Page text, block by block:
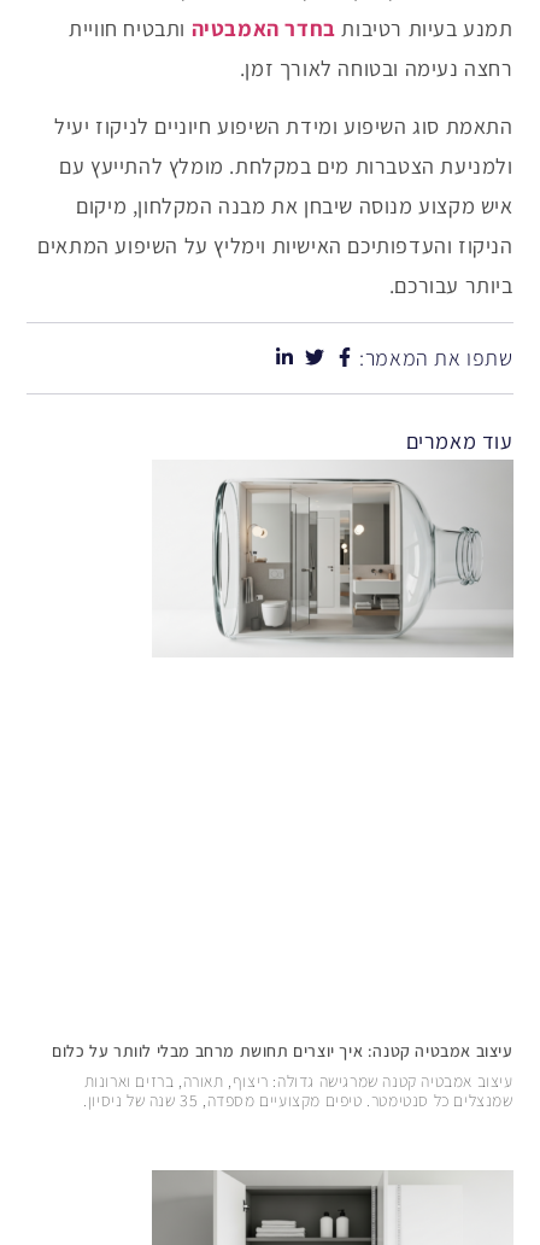
תמנע בעיות רטיבות בחדר האמבטיה ותבטיח חוויית
רחצה נעימה ובטוחה לאורך זמן.
התאמת סוג השיפוע ומידת השיפוע חיוניים לניקוז יעיל
ולמניעת הצטברות מים במקלחת. מומלץ להתייעץ עם
איש מקצוע מנוסה שיבחן את מבנה המקלחון, מיקום
הניקוז והעדפותיכם האישיות וימליץ על השיפוע המתאים
ביותר עבורכם.
שתפו את המאמר:
עוד מאמרים
עיצוב אמבטיה קטנה: איך יוצרים תחושת מרחב מבלי לוותר על כלום
עיצוב אמבטיה קטנה שמרגישה גדולה: ריצוף, תאורה, ברזים וארונות
שמנצלים כל סנטימטר. טיפים מקצועיים מספדה, 35 שנה של ניסיון.